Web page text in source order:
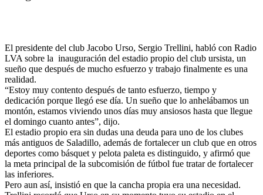
El presidente del club Jacobo Urso, Sergio Trellini, habló con Radio
LVA sobre la inauguración del estadio propio del club ursista, un
sueño que después de mucho esfuerzo y trabajo finalmente es una
realidad.
“Estoy muy contento después de tanto esfuerzo, tiempo y
dedicación porque llegó ese día. Un sueño que lo anhelábamos un
montón, estamos viviendo unos días muy ansiosos hasta que llegue
el domingo cuanto antes”, dijo.
El estadio propio era sin dudas una deuda para uno de los clubes
más antiguos de Saladillo, además de fortalecer un club que en otros
deportes como básquet y pelota paleta es distinguido, y afirmó que
la meta principal de la subcomisión de fútbol fue tratar de fortalecer
las inferiores.
Pero aun así, insistió en que la cancha propia era una necesidad.